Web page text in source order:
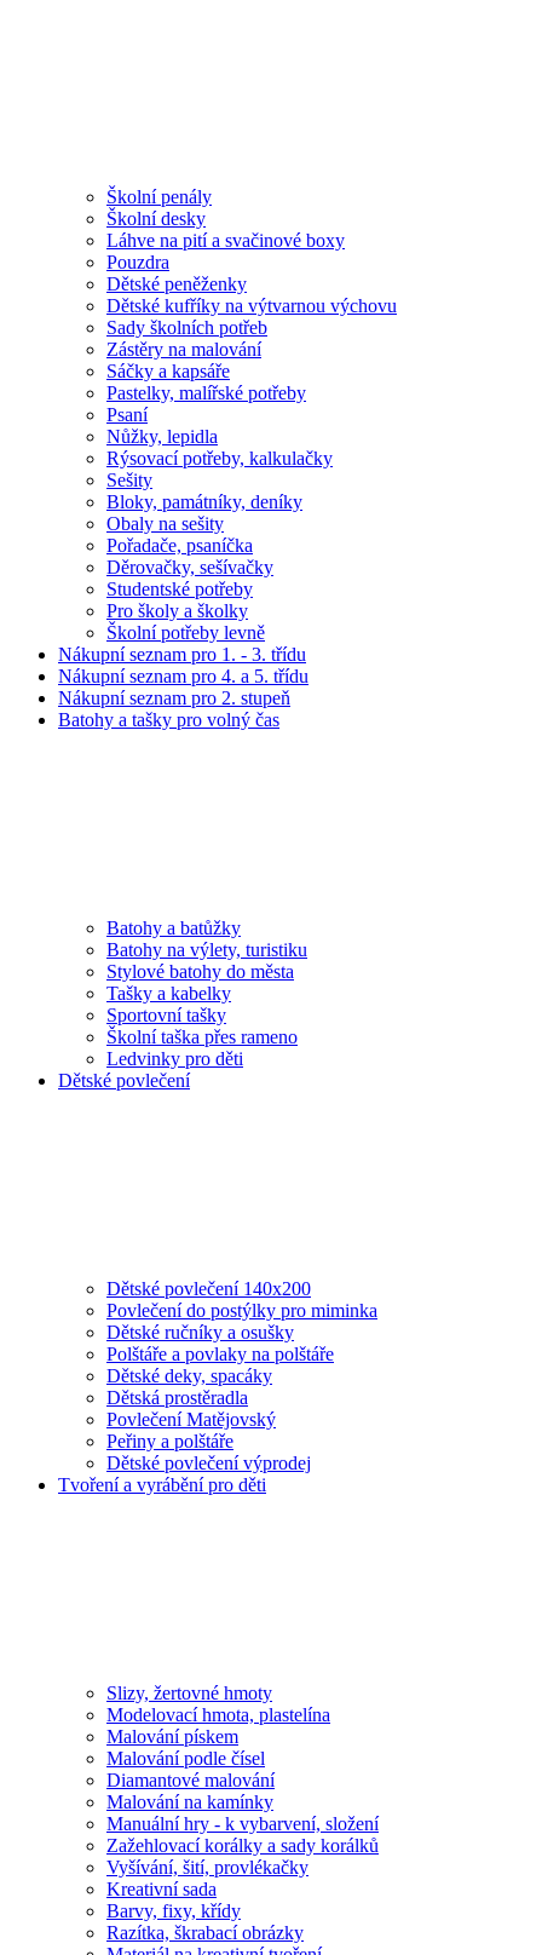
Školní penály
Školní desky
Láhve na pití a svačinové boxy
Pouzdra
Dětské peněženky
Dětské kufříky na výtvarnou výchovu
Sady školních potřeb
Zástěry na malování
Sáčky a kapsáře
Pastelky, malířské potřeby
Psaní
Nůžky, lepidla
Rýsovací potřeby, kalkulačky
Sešity
Bloky, památníky, deníky
Obaly na sešity
Pořadače, psaníčka
Děrovačky, sešívačky
Studentské potřeby
Pro školy a školky
Školní potřeby levně
Nákupní seznam pro 1. - 3. třídu
Nákupní seznam pro 4. a 5. třídu
Nákupní seznam pro 2. stupeň
Batohy a tašky pro volný čas
Batohy a batůžky
Batohy na výlety, turistiku
Stylové batohy do města
Tašky a kabelky
Sportovní tašky
Školní taška přes rameno
Ledvinky pro děti
Dětské povlečení
Dětské povlečení 140x200
Povlečení do postýlky pro miminka
Dětské ručníky a osušky
Polštáře a povlaky na polštáře
Dětské deky, spacáky
Dětská prostěradla
Povlečení Matějovský
Peřiny a polštáře
Dětské povlečení výprodej
Tvoření a vyrábění pro děti
Slizy, žertovné hmoty
Modelovací hmota, plastelína
Malování pískem
Malování podle čísel
Diamantové malování
Malování na kamínky
Manuální hry - k vybarvení, složení
Zažehlovací korálky a sady korálků
Vyšívání, šití, provlékačky
Kreativní sada
Barvy, fixy, křídy
Razítka, škrabací obrázky